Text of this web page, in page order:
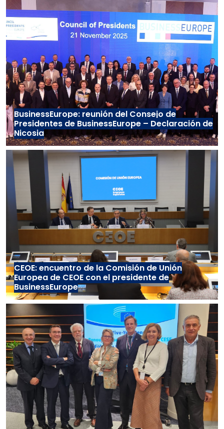
BusinessEurope: reunión del Consejo de
Presidentes de BusinessEurope – Declaración de
Nicosia
CEOE: encuentro de la Comisión de Unión
Europea de CEOE con el presidente de
BusinessEurope